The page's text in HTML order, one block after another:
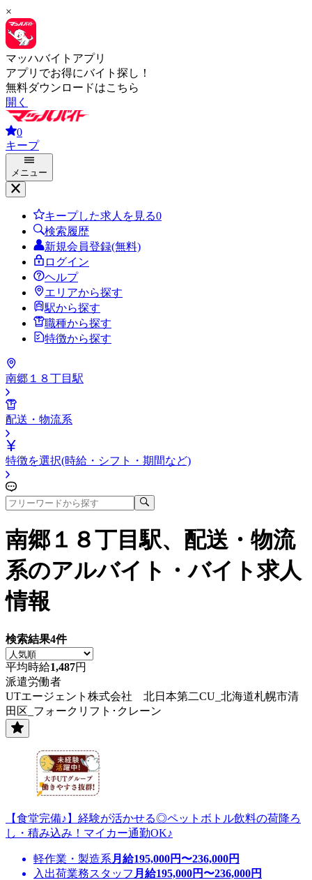
×
マッハバイトアプリ
アプリでお得にバイト探し！
無料ダウンロードはこちら
開く
0
キープ
メニュー
キープした求人を見る0
検索履歴
新規会員登録(無料)
ログイン
ヘルプ
エリアから探す
駅から探す
職種から探す
特徴から探す
南郷１８丁目駅
配送・物流系
特徴を選択(時給・シフト・期間など)
南郷１８丁目駅、配送・物流
系のアルバイト・バイト求人
情報
検索結果4件
平均時給1,487円
派遣労働者
UTエージェント株式会社 北日本第二CU_北海道札幌市清
田区_フォークリフト･クレーン
【食堂完備♪】経験が活かせる◎ペットボトル飲料の荷降ろ
し・積み込み！マイカー通勤OK♪
軽作業・製造系 月給195,000円〜236,000円
入出荷業務スタッフ 月給195,000円〜236,000円